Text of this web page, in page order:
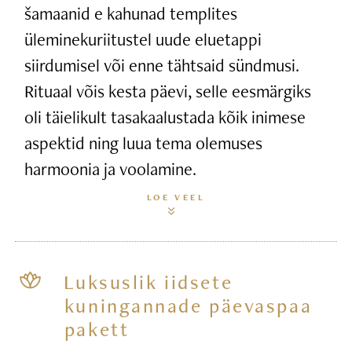
šamaanid e kahunad templites
üleminekuriitustel uude eluetappi
siirdumisel või enne tähtsaid sündmusi.
Rituaal võis kesta päevi, selle eesmärgiks
oli täielikult tasakaalustada kõik inimese
aspektid ning luua tema olemuses
harmoonia ja voolamine.
LOE VEEL
Luksuslik iidsete
kuningannade päevaspaa
pakett